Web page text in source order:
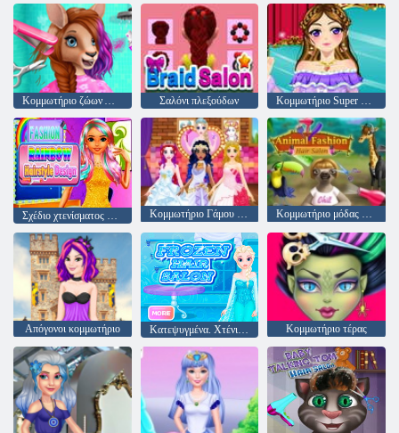
Σαλόνι πλεξούδων
Κομμωτήριο Γάμου Για Πριγκίπισσες Κομμωτήριο μόδας ζώων
Απόγονοι κομμωτήριο Κατεψυγμένα. Χτένισμα σχεδιασμός Κομμωτήριο τέρας